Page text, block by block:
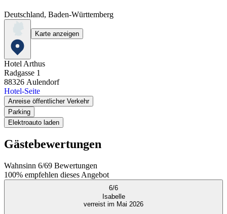
Deutschland, Baden-Württemberg
Karte anzeigen
Hotel Arthus
Radgasse 1
88326 Aulendorf
Hotel-Seite
Anreise öffentlicher Verkehr
Parking
Elektroauto laden
Gästebewertungen
Wahnsinn 6/69 Bewertungen
100% empfehlen dieses Angebot
6/6
Isabelle
verreist im Mai 2026